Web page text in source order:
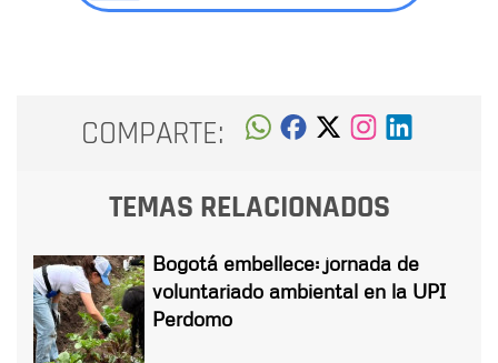
COMPARTE:
TEMAS RELACIONADOS
Bogotá embellece: jornada de
voluntariado ambiental en la UPI
Perdomo